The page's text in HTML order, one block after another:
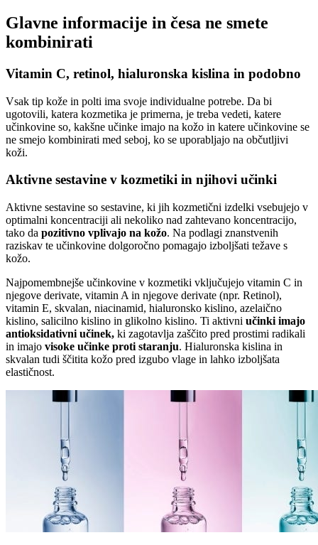
Glavne informacije in česa ne smete
kombinirati
Vitamin C, retinol, hialuronska kislina in podobno
Vsak tip kože in polti ima svoje individualne potrebe. Da bi
ugotovili, katera kozmetika je primerna, je treba vedeti, katere
učinkovine so, kakšne učinke imajo na kožo in katere učinkovine se
ne smejo kombinirati med seboj, ko se uporabljajo na občutljivi
koži.
Aktivne sestavine v kozmetiki in njihovi učinki
Aktivne sestavine so sestavine, ki jih kozmetični izdelki vsebujejo v
optimalni koncentraciji ali nekoliko nad zahtevano koncentracijo,
tako da pozitivno vplivajo na kožo. Na podlagi znanstvenih
raziskav te učinkovine dolgoročno pomagajo izboljšati težave s
kožo.
Najpomembnejše učinkovine v kozmetiki vključujejo vitamin C in
njegove derivate, vitamin A in njegove derivate (npr. Retinol),
vitamin E, skvalan, niacinamid, hialuronsko kislino, azelaično
kislino, salicilno kislino in glikolno kislino. Ti aktivni učinki imajo
antioksidativni učinek, ki zagotavlja zaščito pred prostimi radikali
in imajo visoke učinke proti staranju. Hialuronska kislina in
skvalan tudi ščitita kožo pred izgubo vlage in lahko izboljšata
elastičnost.